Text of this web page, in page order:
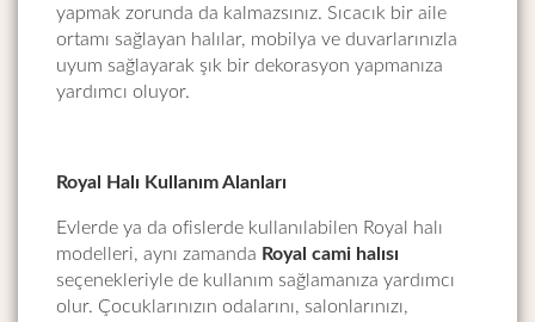
yapmak zorunda da kalmazsınız. Sıcacık bir aile
ortamı sağlayan halılar, mobilya ve duvarlarınızla
uyum sağlayarak şık bir dekorasyon yapmanıza
yardımcı oluyor.
Royal Halı Kullanım Alanları
Evlerde ya da ofislerde kullanılabilen Royal halı
modelleri, aynı zamanda Royal cami halısı
seçenekleriyle de kullanım sağlamanıza yardımcı
olur. Çocuklarınızın odalarını, salonlarınızı,